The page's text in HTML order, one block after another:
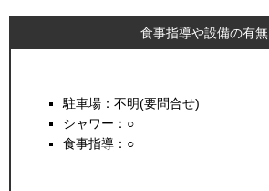
食事指導や設備の有無
駐車場：不明(要問合せ)
シャワー：○
食事指導：○